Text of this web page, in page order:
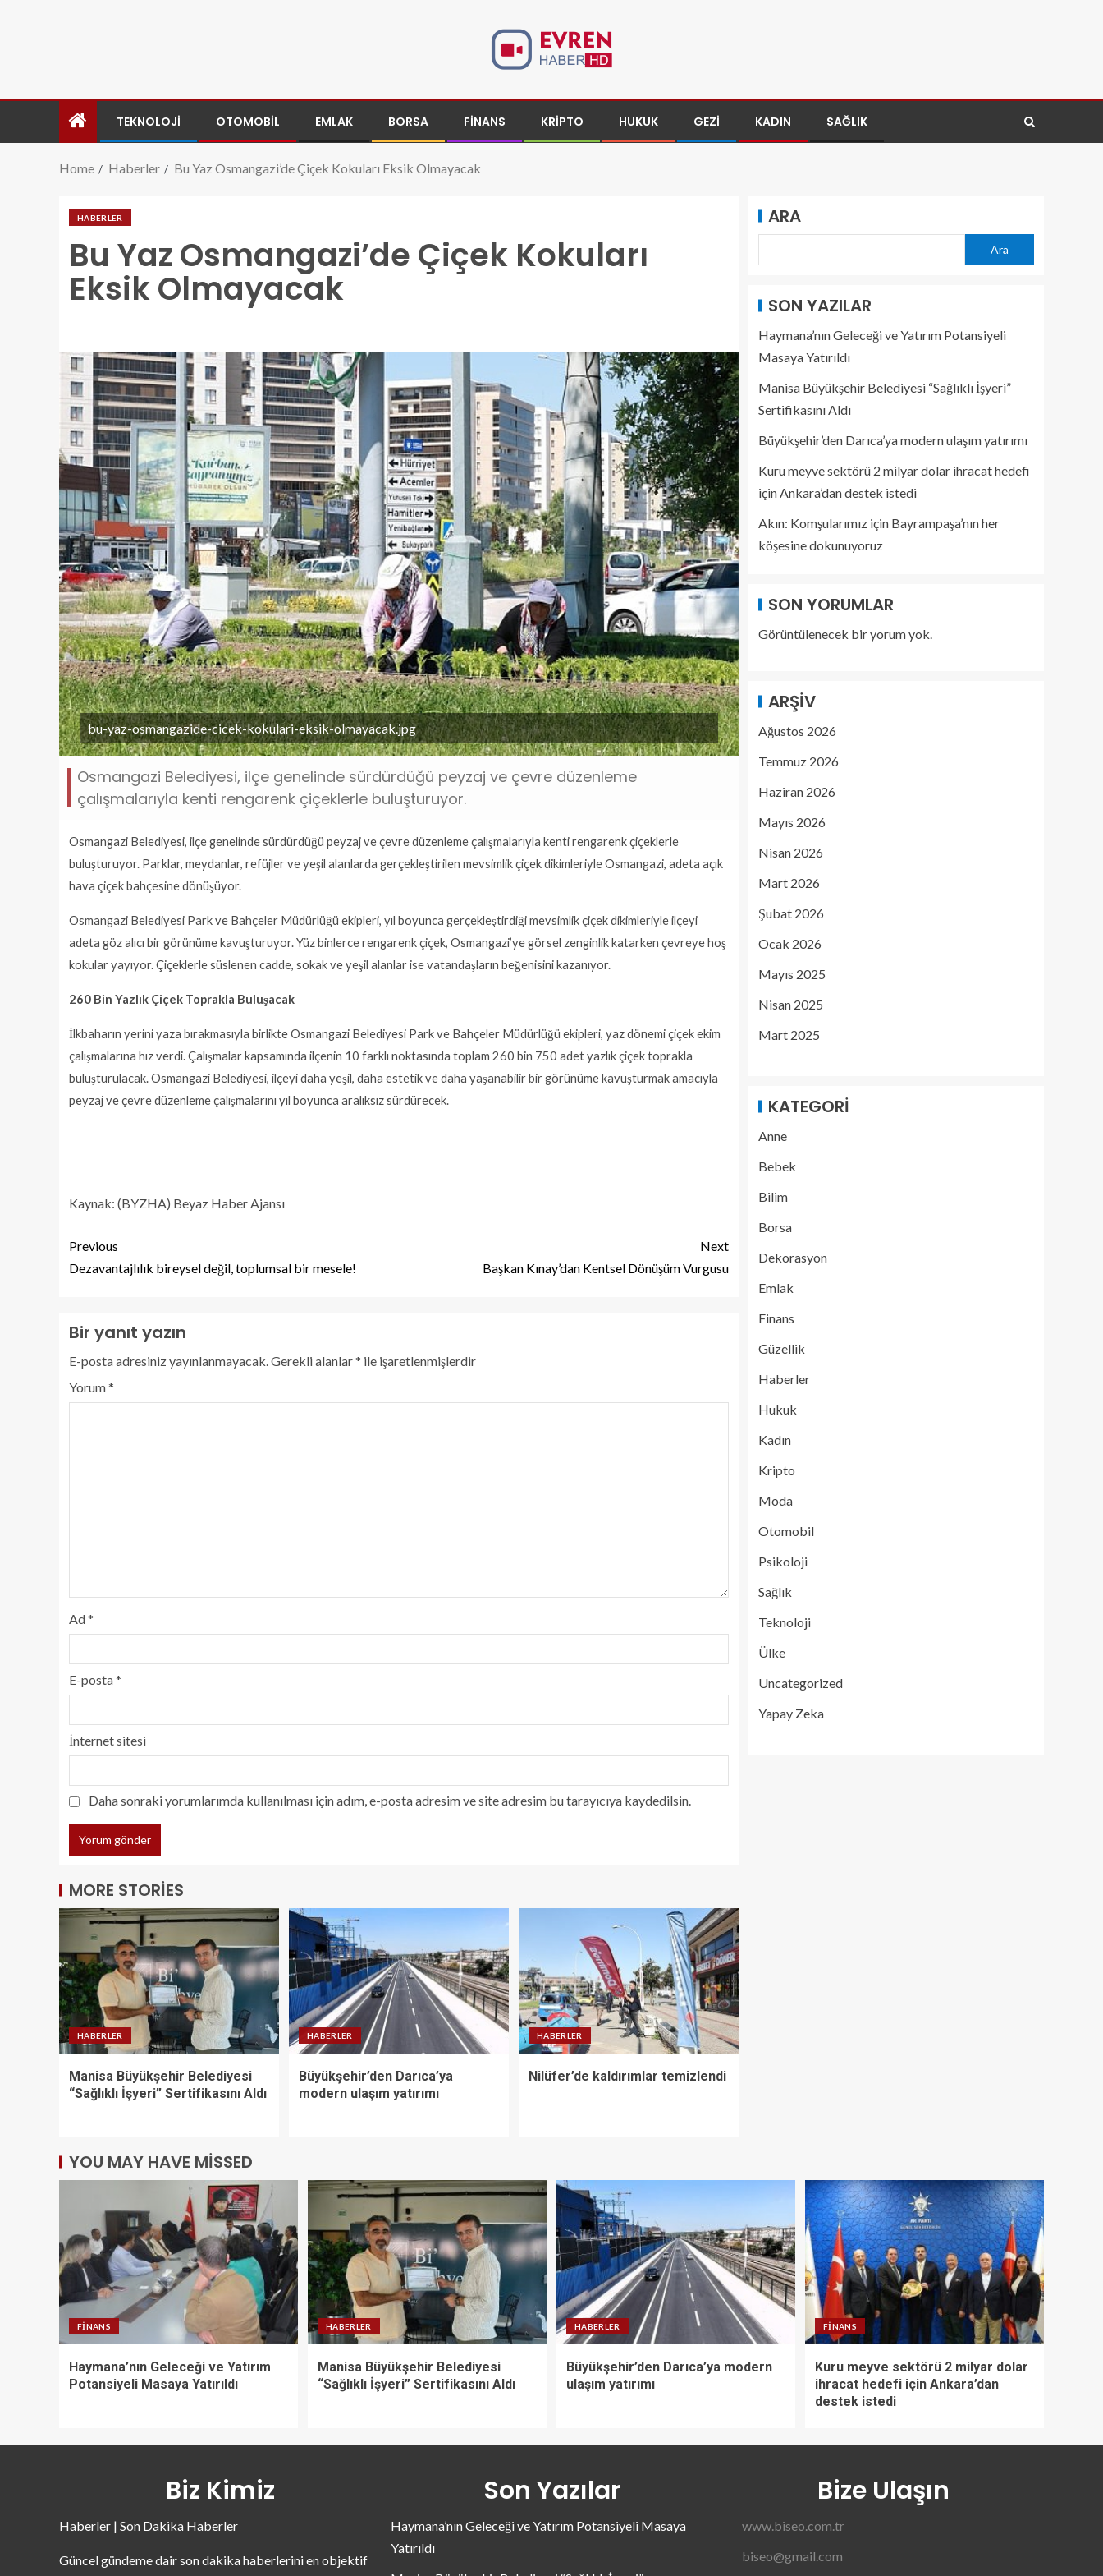
TEKNOLOJI OTOMOBIL EMLAK BORSA FINANS KRIPTO HUKUK GEZI KADIN SAĞLIK
Home Haberler Bu Yaz Osmangazi’de Çiçek Kokuları Eksik Olmayacak
HABERLER
Bu Yaz Osmangazi’de Çiçek Kokuları
Eksik Olmayacak
bu-yaz-osmangazide-cicek-kokulari-eksik-olmayacak.jpg
Osmangazi Belediyesi, ilçe genelinde sürdürdüğü peyzaj ve çevre düzenleme
çalışmalarıyla kenti rengarenk çiçeklerle buluşturuyor.
Osmangazi Belediyesi, ilçe genelinde sürdürdüğü peyzaj ve çevre düzenleme çalışmalarıyla kenti rengarenk çiçeklerle
buluşturuyor. Parklar, meydanlar, refüjler ve yeşil alanlarda gerçekleştirilen mevsimlik çiçek dikimleriyle Osmangazi, adeta açık
hava çiçek bahçesine dönüşüyor.
Osmangazi Belediyesi Park ve Bahçeler Müdürlüğü ekipleri, yıl boyunca gerçekleştirdiği mevsimlik çiçek dikimleriyle ilçeyi
adeta göz alıcı bir görünüme kavuşturuyor. Yüz binlerce rengarenk çiçek, Osmangazi’ye görsel zenginlik katarken çevreye hoş
kokular yayıyor. Çiçeklerle süslenen cadde, sokak ve yeşil alanlar ise vatandaşların beğenisini kazanıyor.
260 Bin Yazlık Çiçek Toprakla Buluşacak
İlkbaharın yerini yaza bırakmasıyla birlikte Osmangazi Belediyesi Park ve Bahçeler Müdürlüğü ekipleri, yaz dönemi çiçek ekim
çalışmalarına hız verdi. Çalışmalar kapsamında ilçenin 10 farklı noktasında toplam 260 bin 750 adet yazlık çiçek toprakla
buluşturulacak. Osmangazi Belediyesi, ilçeyi daha yeşil, daha estetik ve daha yaşanabilir bir görünüme kavuşturmak amacıyla
peyzaj ve çevre düzenleme çalışmalarını yıl boyunca aralıksız sürdürecek.
Kaynak: (BYZHA) Beyaz Haber Ajansı
Previous
Dezavantajlılık bireysel değil, toplumsal bir mesele!
Next
Başkan Kınay’dan Kentsel Dönüşüm Vurgusu
Bir yanıt yazın
E-posta adresiniz yayınlanmayacak.Gerekli alanlar* ile işaretlenmişlerdir
Yorum*
Ad*
E-posta*
İnternet sitesi
Daha sonraki yorumlarımda kullanılması için adım, e-posta adresim ve site adresim bu tarayıcıya kaydedilsin.
MORE STORIES
HABERLER
Manisa Büyükşehir Belediyesi
“Sağlıklı İşyeri” Sertifikasını Aldı
HABERLER
Büyükşehir’den Darıca’ya
modern ulaşım yatırımı
HABERLER
Nilüfer’de kaldırımlar temizlendi
ARA
Ara
SON YAZILAR
Haymana’nın Geleceği ve Yatırım Potansiyeli
Masaya Yatırıldı
Manisa Büyükşehir Belediyesi “Sağlıklı İşyeri”
Sertifikasını Aldı
Büyükşehir’den Darıca’ya modern ulaşım yatırımı
Kuru meyve sektörü 2 milyar dolar ihracat hedefi
için Ankara’dan destek istedi
Akın: Komşularımız için Bayrampaşa’nın her
köşesine dokunuyoruz
SON YORUMLAR
Görüntülenecek bir yorum yok.
ARŞIV
Ağustos 2026
Temmuz 2026
Haziran 2026
Mayıs 2026
Nisan 2026
Mart 2026
Şubat 2026
Ocak 2026
Mayıs 2025
Nisan 2025
Mart 2025
KATEGORI
Anne
Bebek
Bilim
Borsa
Dekorasyon
Emlak
Finans
Güzellik
Haberler
Hukuk
Kadın
Kripto
Moda
Otomobil
Psikoloji
Sağlık
Teknoloji
Ülke
Uncategorized
Yapay Zeka
YOU MAY HAVE MISSED
FINANS
Haymana’nın Geleceği ve Yatırım
Potansiyeli Masaya Yatırıldı
HABERLER
Manisa Büyükşehir Belediyesi
“Sağlıklı İşyeri” Sertifikasını Aldı
HABERLER
Büyükşehir’den Darıca’ya modern
ulaşım yatırımı
FINANS
Kuru meyve sektörü 2 milyar dolar
ihracat hedefi için Ankara’dan
destek istedi
Biz Kimiz
Haberler | Son Dakika Haberler
Güncel gündeme dair son dakika haberlerini en objektif
Son Yazılar
Haymana’nın Geleceği ve Yatırım Potansiyeli Masaya
Yatırıldı
Bize Ulaşın
www.biseo.com.tr
biseo@gmail.com